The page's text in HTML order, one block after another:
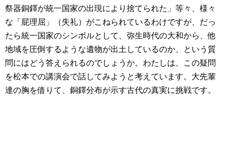
祭器銅鐸が統一国家の出現により捨てられた」等々、様々
な「屁理屈」（失礼）がこねられているわけですが、だっ
たら統一国家のシンボルとして、弥生時代の大和から、他
地域を圧倒するような遺物が出土しているのか、という質
問にはどう答えられるのでしょうか。わたしは、この疑問
を松本での講演会で話してみようと考えています。大先輩
達の胸を借りて、銅鐸分布が示す古代の真実に挑戦です。